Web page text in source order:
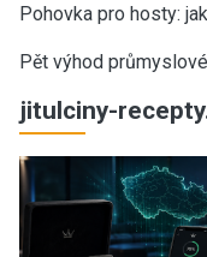
Pohovka pro hosty:
Pět výhod
jitulciny-